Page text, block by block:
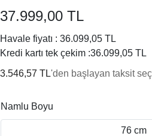
37.999,00 TL
Havale fiyatı : 36.099,05 TL
Kredi kartı tek çekim :36.099,05 TL
3.546,57 TL'den başlayan taksit
Namlu Boyu
76 cm